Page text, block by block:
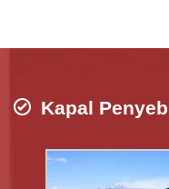
Kapal